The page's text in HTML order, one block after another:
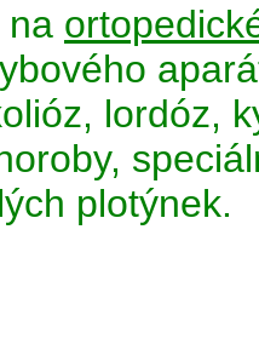
na
lordóz,
plotýnek.